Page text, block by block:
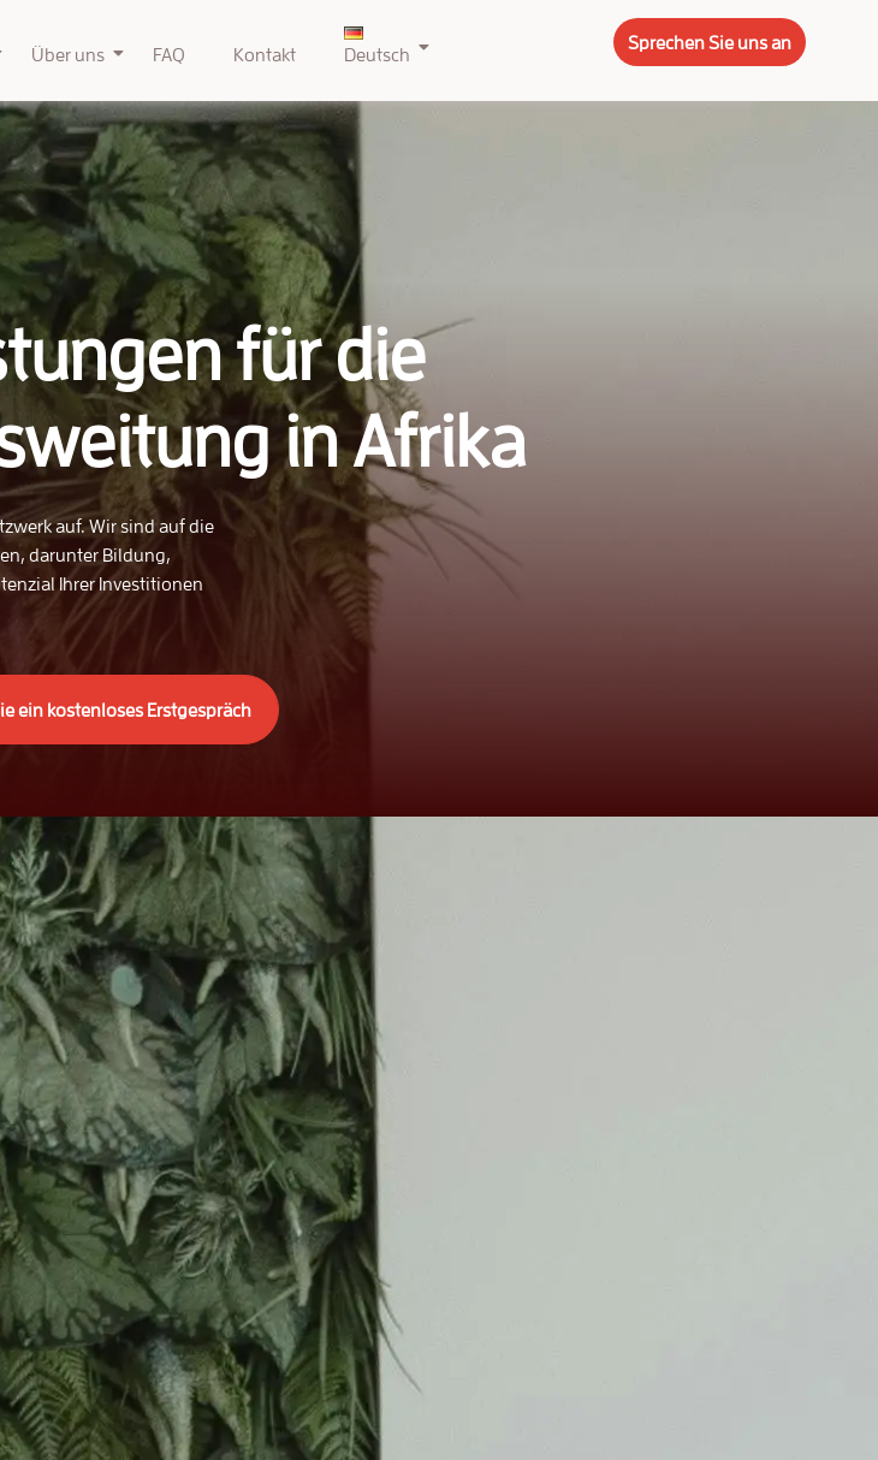
Über uns FAQ Kontakt Deutsch
Sprechen Sie uns an
für die
in Afrika
auf. Wir sind auf die
darunter Bildung,
Ihrer Investitionen
ein kostenloses Erstgespräch